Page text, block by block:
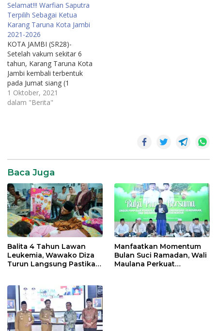
Selamat!!! Warfian Saputra
Terpilih Sebagai Ketua
Karang Taruna Kota Jambi
2021-2026
KOTA JAMBI (SR28)-
Setelah vakum sekitar 6
tahun, Karang Taruna Kota
Jambi kembali terbentuk
pada Jumat siang (1
Oktober 2021). Hal
tersebut buah dari Temu
Dosen Fakultas Hukum
UNBARI tersebut…
1 Oktober, 2021
dalam "Berita"
Baca Juga
Balita 4 Tahun Lawan
Leukemia, Wawako Diza
Turun Langsung Pastikan
Manfaatkan Momentum
Bulan Suci Ramadan, Wali
Maulana Perkuat